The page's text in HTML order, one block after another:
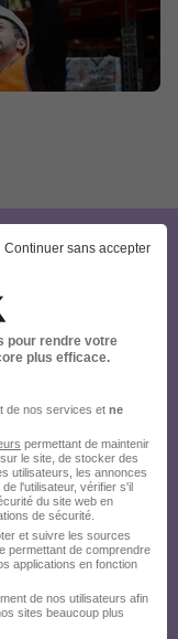
et
!
Continuer sans accepter
pour rendre votre
plus efficace.
de nos services et ne
permettant de maintenir
le site, de stocker des
utilisateurs, les annonces
l'utilisateur, vérifier s'il
du site web en
de sécurité.
et suivre les sources
permettant de comprendre
applications en fonction
de nos utilisateurs afin
sites beaucoup plus